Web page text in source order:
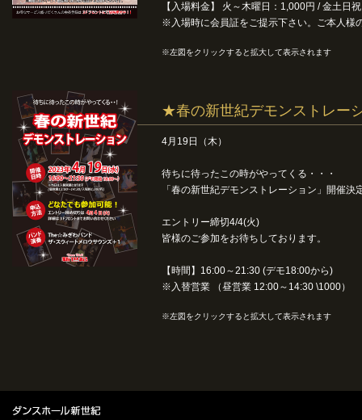
【入場料金】 火～木曜日：1,000円 / 金土日
※入場時に会員証をご提示下さい。ご本人様
※左図をクリックすると拡大して表示されます
★春の新世紀デモンストレー
4月19日（木）
待ちに待ったこの時がやってくる・・・
「春の新世紀デモンストレーション」開催決
エントリー締切4/4(火)
皆様のご参加をお待ちしております。
【時間】16:00～21:30 (デモ18:00から)
※入替営業 （昼営業 12:00～14:30 \1000）
※左図をクリックすると拡大して表示されます